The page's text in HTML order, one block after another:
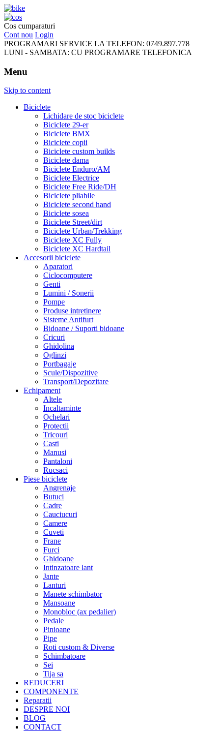
FreeRideBikes
Cos cumparaturi
Cont nou Login
PROGRAMARI SERVICE LA TELEFON: 0749.897.778
LUNI - SAMBATA: CU PROGRAMARE TELEFONICA
Menu
Skip to content
Biciclete
Lichidare de stoc biciclete
Biciclete 29-er
Biciclete BMX
Biciclete copii
Biciclete custom builds
Biciclete dama
Biciclete Enduro/AM
Biciclete Electrice
Biciclete Free Ride/DH
Biciclete pliabile
Biciclete second hand
Biciclete sosea
Biciclete Street/dirt
Biciclete Urban/Trekking
Biciclete XC Fully
Biciclete XC Hardtail
Accesorii biciclete
Aparatori
Ciclocomputere
Genti
Lumini / Sonerii
Pompe
Produse intretinere
Sisteme Antifurt
Bidoane / Suporti bidoane
Cricuri
Ghidolina
Oglinzi
Portbagaje
Scule/Dispozitive
Transport/Depozitare
Echipament
Altele
Incaltaminte
Ochelari
Protectii
Tricouri
Casti
Manusi
Pantaloni
Rucsaci
Piese biciclete
Angrenaje
Butuci
Cadre
Cauciucuri
Camere
Cuveti
Frane
Furci
Ghidoane
Intinzatoare lant
Jante
Lanturi
Manete schimbator
Mansoane
Monobloc (ax pedalier)
Pedale
Pinioane
Pipe
Roti custom & Diverse
Schimbatoare
Sei
Tija sa
REDUCERI
COMPONENTE
Reparatii
DESPRE NOI
BLOG
CONTACT